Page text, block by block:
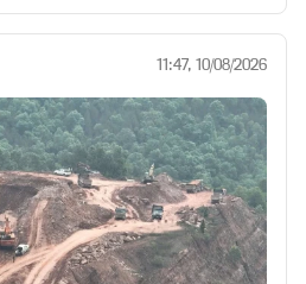
11:47, 10/08/2026